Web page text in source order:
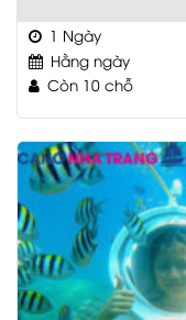
1 Ngày
Hằng ngày
Còn 10 chỗ